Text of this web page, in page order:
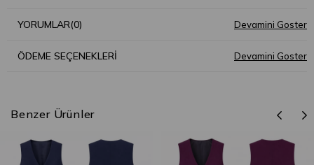
YORUMLAR(0)
ÖDEME SEÇENEKLERI
Benzer Ürünler